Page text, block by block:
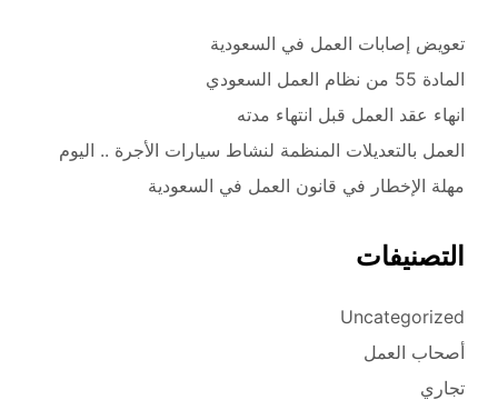
تعويض إصابات العمل في السعودية
المادة 55 من نظام العمل السعودي
انهاء عقد العمل قبل انتهاء مدته
العمل بالتعديلات المنظمة لنشاط سيارات الأجرة .. اليوم
مهلة الإخطار في قانون العمل في السعودية
التصنيفات
Uncategorized
أصحاب العمل
تجاري